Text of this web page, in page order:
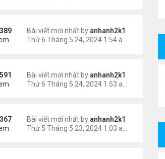
Bài viết mới nhất by anhanh2k1
Bài viết mới nhất by anhanh2k1
Bài viết mới nhất by anhanh2k1